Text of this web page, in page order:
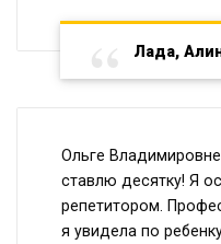
Лада,
Ольге
ставлю десятку! Я
репетитором.
я увидела по